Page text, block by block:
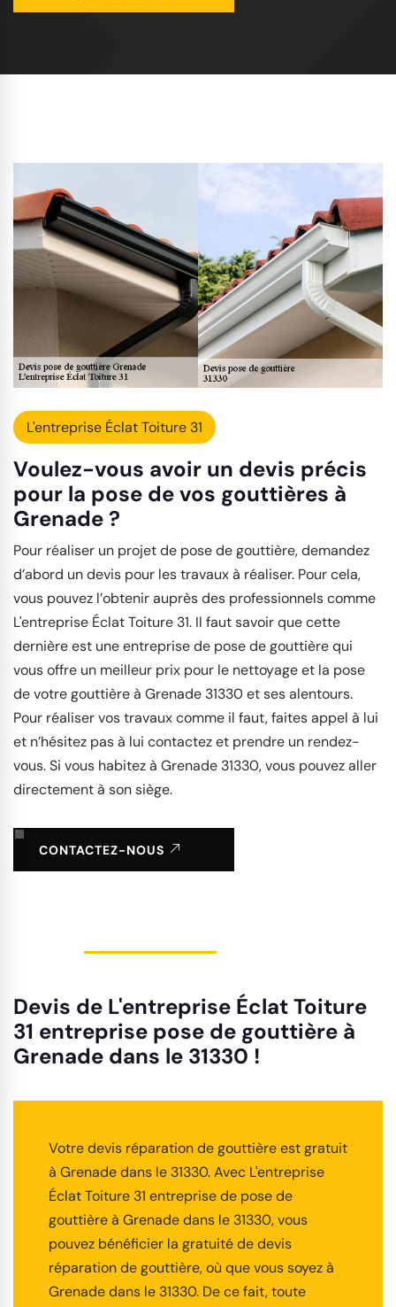
L'entreprise Éclat Toiture 31
Voulez-vous avoir un devis précis
pour la pose de vos gouttières à
Grenade ?
Pour réaliser un projet de pose de gouttière, demandez
d’abord un devis pour les travaux à réaliser. Pour cela,
vous pouvez l’obtenir auprès des professionnels comme
L'entreprise Éclat Toiture 31. Il faut savoir que cette
dernière est une entreprise de pose de gouttière qui
vous offre un meilleur prix pour le nettoyage et la pose
de votre gouttière à Grenade 31330 et ses alentours.
Pour réaliser vos travaux comme il faut, faites appel à lui
et n’hésitez pas à lui contactez et prendre un rendez-
vous. Si vous habitez à Grenade 31330, vous pouvez aller
directement à son siège.
CONTACTEZ-NOUS
Devis de L'entreprise Éclat Toiture
31 entreprise pose de gouttière à
Grenade dans le 31330 !
Votre devis réparation de gouttière est gratuit
à Grenade dans le 31330. Avec L'entreprise
Éclat Toiture 31 entreprise de pose de
gouttière à Grenade dans le 31330, vous
pouvez bénéficier la gratuité de devis
réparation de gouttière, où que vous soyez à
Grenade dans le 31330. De ce fait, toute